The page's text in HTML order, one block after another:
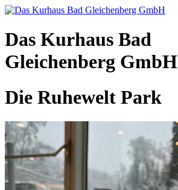
Das Kurhaus Bad
Gleichenberg GmbH
Die Ruhewelt Park